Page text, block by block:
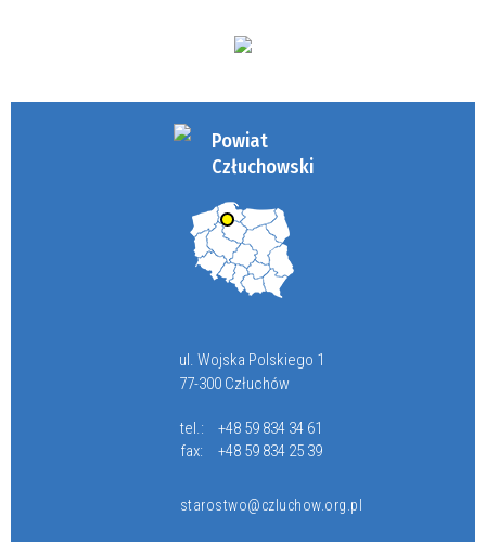
Powiat
Człuchowski
ul. Wojska Polskiego 1
77-300 Człuchów
tel.:
+48 59 834 34 61
fax:
+48 59 834 25 39
starostwo@czluchow.org.pl